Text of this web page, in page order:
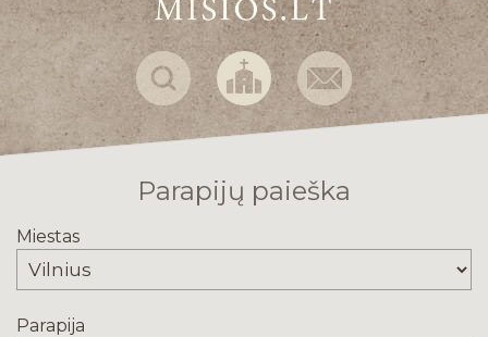
Parapijų paieška
Miestas
Parapija